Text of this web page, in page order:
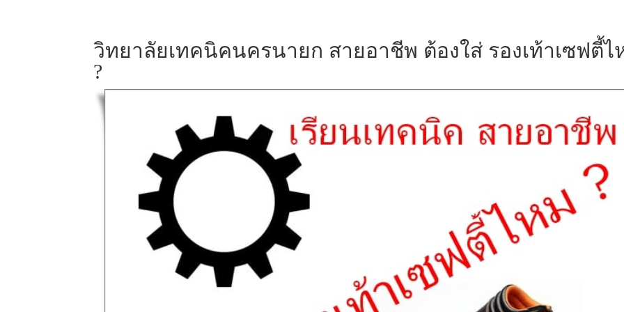
วิทยาลัยเทคนิคนครนายก สายอาชีพ ต้องใส่ รองเท้าเซฟตี้ไ
?